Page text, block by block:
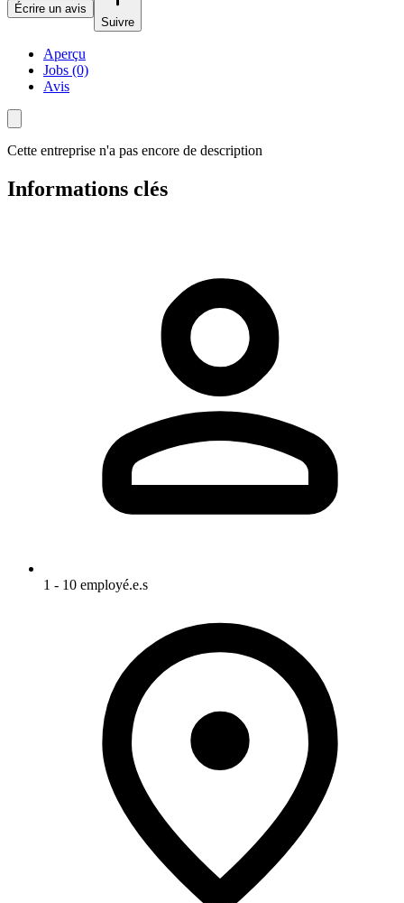
Écrire un avis
Suivre
Aperçu
Jobs (0)
Avis
Cette entreprise n'a pas encore de description
Informations clés
1 - 10 employé.e.s